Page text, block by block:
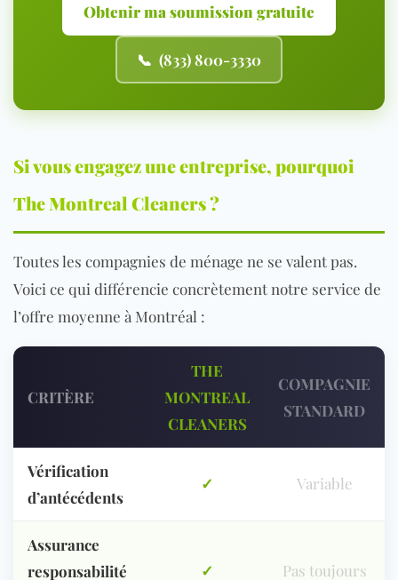
Obtenir ma soumission gratuite
📞 (833) 800-3330
Si vous engagez une entreprise, pourquoi
The Montreal Cleaners ?
Toutes les compagnies de ménage ne se valent pas.
Voici ce qui différencie concrètement notre service de
l’offre moyenne à Montréal :
CRITÈRE
THE
MONTREAL
CLEANERS
COMPAGNIE
STANDARD
Vérification
d’antécédents
✓ Variable
Assurance
responsabilité
✓ Pas toujours